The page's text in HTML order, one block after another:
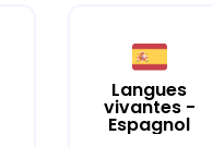
Langues
vivantes -
Espagnol